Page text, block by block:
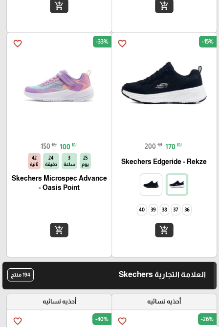
add_shopping_cart
add_shopping_cart
favorite_border -15%
200 ₪ 170 ₪
Skechers Edgeride - Rekze‏
36
37
38
39
40
add_shopping_cart
favorite_border -33%
150 ₪ 100 ₪
25
يوم
3
ساعة
24
دقيقة
41
ثانية
Skechers Microspec Advance
- Oasis Point
add_shopping_cart
العلامة التجارية Skechers 194 منتج
أحذيه نسائيه
favorite_border -26%
أحذيه نسائيه
favorite_border -40%